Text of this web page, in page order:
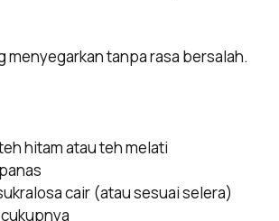
menyegarkan tanpa rasa bersalah.
hitam atau teh melati
cair (atau sesuai selera)